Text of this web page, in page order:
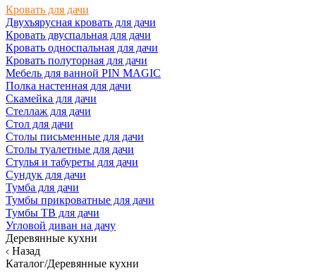
Кровать для дачи
Двухъярусная кровать для дачи
Кровать двуспальная для дачи
Кровать односпальная для дачи
Кровать полуторная для дачи
Мебель для ванной PIN MAGIC
Полка настенная для дачи
Скамейка для дачи
Стеллаж для дачи
Стол для дачи
Столы письменные для дачи
Столы туалетные для дачи
Стулья и табуреты для дачи
Сундук для дачи
Тумба для дачи
Тумбы прикроватные для дачи
Тумбы ТВ для дачи
Угловой диван на дачу
Деревянные кухни
Назад
Каталог/Деревянные кухни